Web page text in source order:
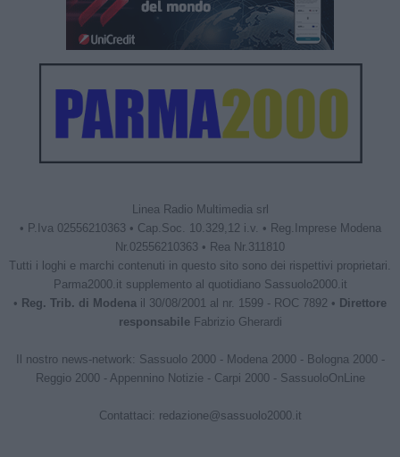
Linea Radio Multimedia srl
• P.Iva 02556210363 • Cap.Soc. 10.329,12 i.v. • Reg.Imprese Modena
Nr.02556210363 • Rea Nr.311810
Tutti i loghi e marchi contenuti in questo sito sono dei rispettivi proprietari.
Parma2000.it supplemento al quotidiano Sassuolo2000.it
• Reg. Trib. di Modena il 30/08/2001 al nr. 1599 - ROC 7892 • Direttore
responsabileFabrizio Gherardi
Il nostro news-network: Sassuolo 2000- Modena 2000- Bologna 2000-
Reggio 2000- Appennino Notizie - Carpi 2000- SassuoloOnLine
Contattaci: redazione@sassuolo2000.it